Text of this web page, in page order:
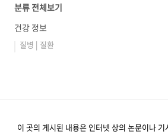
분류 전체보기
건강 정보
질병 | 질환
이 곳의 게시된 내용은 인터넷 상의 논문이나